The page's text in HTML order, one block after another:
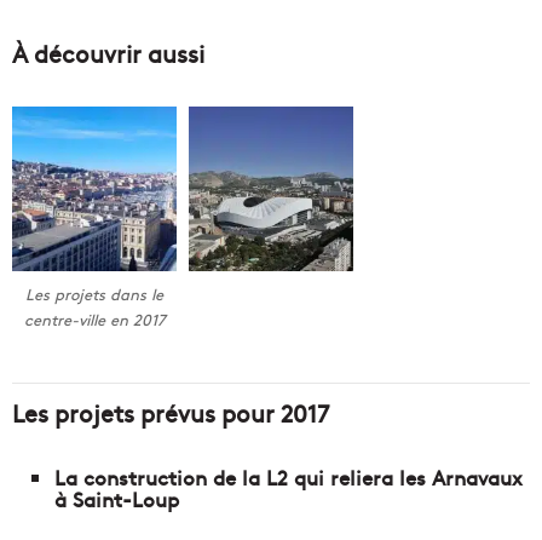
À découvrir aussi
Les projets dans le
centre-ville en 2017
Les projets prévus pour 2017
La construction de la L2 qui reliera les Arnavaux
à Saint-Loup